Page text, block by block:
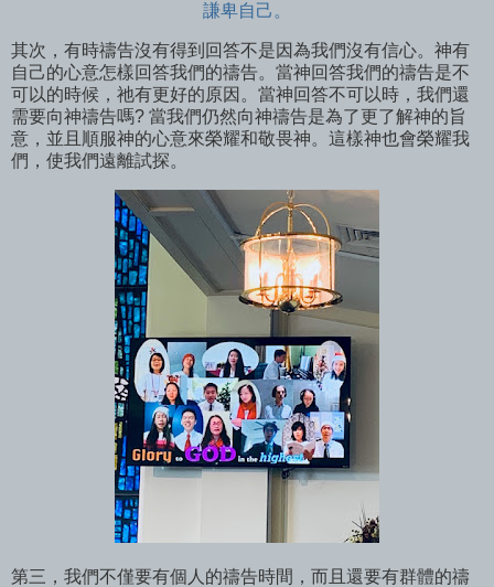
謙卑自己。
其次，有時禱告沒有得到回答不是因為我們沒有信心。神有
自己的心意怎樣回答我們的禱告。當神回答我們的禱告是不
可以的時候，祂有更好的原因。當神回答不可以時，我們還
需要向神禱告嗎? 當我們仍然向神禱告是為了更了解神的旨
意，並且順服神的心意來榮耀和敬畏神。這樣神也會榮耀我
們，使我們遠離試探。
第三，我們不僅要有個人的禱告時間，而且還要有群體的禱